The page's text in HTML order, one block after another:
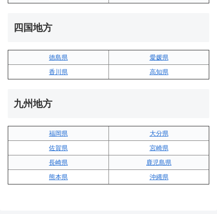
四国地方
徳島県
愛媛県
香川県
高知県
九州地方
福岡県
大分県
佐賀県
宮崎県
長崎県
鹿児島県
熊本県
沖縄県